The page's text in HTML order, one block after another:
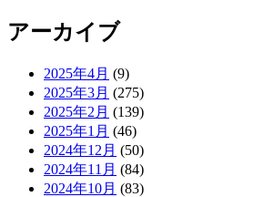
アーカイブ
2025年4月 (9)
2025年3月 (275)
2025年2月 (139)
2025年1月 (46)
2024年12月 (50)
2024年11月 (84)
2024年10月 (83)